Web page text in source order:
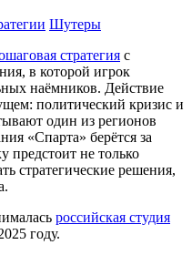
Шутеры
стратегия с
в которой игрок
наёмников. Действие
политический кризис и
один из регионов
«Спарта» берётся за
предстоит не только
стратегические решения,
российская студия
году.